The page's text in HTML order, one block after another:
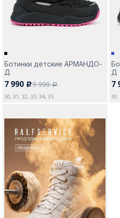
Ботинки детские АРМАНДО-
Д
7 990 c9 990a
30, 31, 32, 33, 34, 35
Д
7
30,